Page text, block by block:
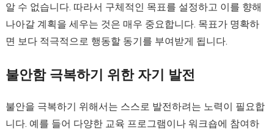
알 수 없습니다. 따라서 구체적인 목표를 설정하고 이를 향해
나아갈 계획을 세우는 것은 매우 중요합니다. 목표가 명확하
면 보다 적극적으로 행동할 동기를 부여받게 됩니다.
불안함 극복하기 위한 자기 발전
불안을 극복하기 위해서는 스스로 발전하려는 노력이 필요합
니다. 예를 들어 다양한 교육 프로그램이나 워크숍에 참여하